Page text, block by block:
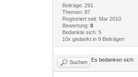
Beiträge: 291
Themen: 87
Registriert seit: Mar 2010
Bewertung: 0
Bedankte sich: 5
10x gedankt in 9 Beiträgen
Suchen Es bedanken sich: